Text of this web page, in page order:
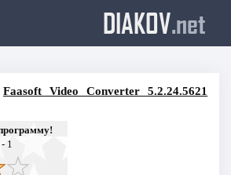
DIAKOV.net
Faasoft Video Converter 5.2.24.5621
- 1